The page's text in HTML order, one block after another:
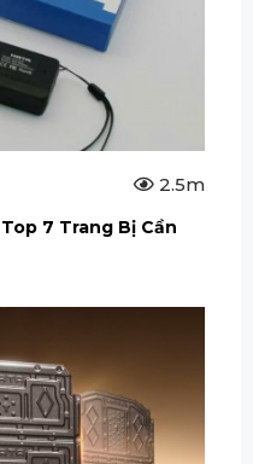
2.5m
7 Trang Bị Cần